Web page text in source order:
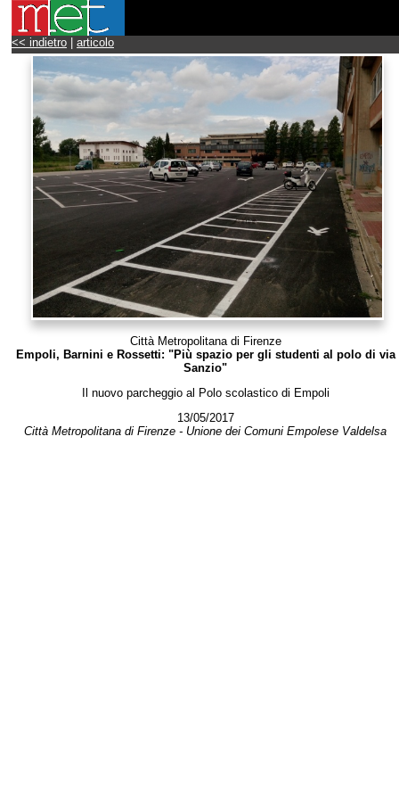
<< indietro articolo
Città Metropolitana di Firenze
Empoli, Barnini e Rossetti: "Più spazio per gli studenti al polo di via
Sanzio"
Il nuovo parcheggio al Polo scolastico di Empoli
13/05/2017
Città Metropolitana di Firenze - Unione dei Comuni Empolese Valdelsa